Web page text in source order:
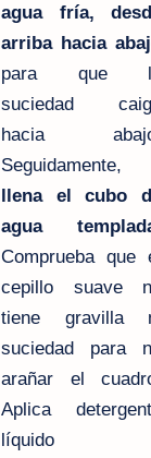
agua fría,
arriba hacia
para que
suciedad
hacia
Seguidamente,
llena el cubo
agua
Comprueba que
cepillo suave
tiene gravilla
suciedad para
arañar el
Aplica
líquido